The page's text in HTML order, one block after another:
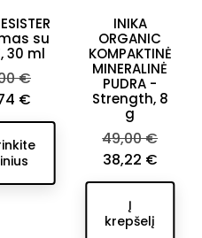
su
30 ml
€
€
INIKA
ORGANIC
KOMPAKTINĖ
MINERALINĖ
PUDRA -
Strength, 8
g
Bazinė
kaina
49,00 €
Kaina
38,22 €
Į
krepšelį